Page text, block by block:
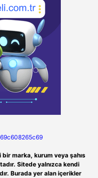
marka, kurum veya şahıs
Sitede yalnızca kendi
Burada yer alan içerikler